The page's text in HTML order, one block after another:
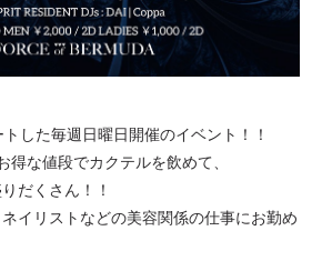
した毎週日曜日開催のイベント！！
な値段でカクテルを飲めて、
だくさん！！
イリストなどの美容関係の仕事にお勤め